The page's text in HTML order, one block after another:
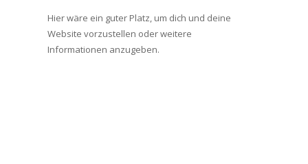
Hier wäre ein guter Platz, um dich und deine
Website vorzustellen oder weitere
Informationen anzugeben.